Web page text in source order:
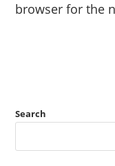
browser for the
Search